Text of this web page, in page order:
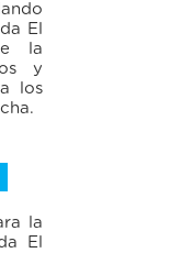
El
la
y
los
la
El